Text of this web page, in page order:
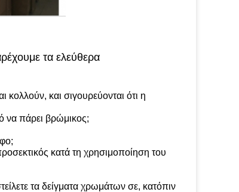
τα ελεύθερα
και σιγουρεύονται ότι η
να πάρει βρώμικος;
κατά τη χρησιμοποίηση του
τα δείγματα χρωμάτων σε, κατόπιν